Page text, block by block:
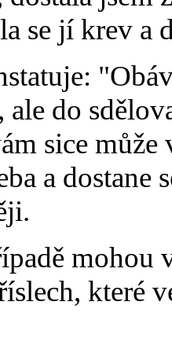
se jí krev a
do
sice
a
mohou
které